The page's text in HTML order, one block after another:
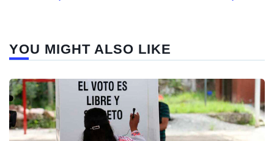
YOU MIGHT ALSO LIKE